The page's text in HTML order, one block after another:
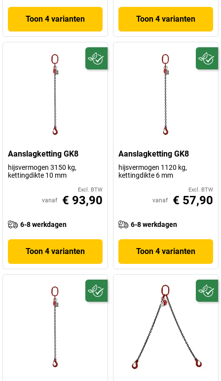
Toon 4 varianten Toon 4 varianten
Aanslagketting GK8
hijsvermogen 3150 kg,
kettingdikte 10 mm
Excl. BTW
vanaf € 93,90
6-8 werkdagen
Toon 4 varianten
Aanslagketting GK8
hijsvermogen 1120 kg,
kettingdikte 6 mm
Excl. BTW
vanaf € 57,90
6-8 werkdagen
Toon 4 varianten